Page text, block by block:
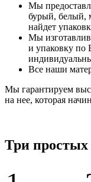
Мы
бурый, белый,
найдет
Мы
и упаковку по
Все наши
Мы гарантируем
на нее, которая
Три